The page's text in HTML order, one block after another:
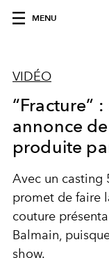
MENU
VIDÉO
“Fracture”
annonce
produite
Avec un casting
promet de faire
couture
Balmain,
show.